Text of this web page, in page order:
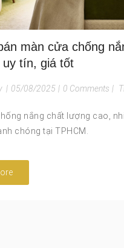
màn cửa chống
uy tín, giá tốt
| 05/08/2025 | 0 Comments |
nắng chất lượng cao,
chóng tại TPHCM.